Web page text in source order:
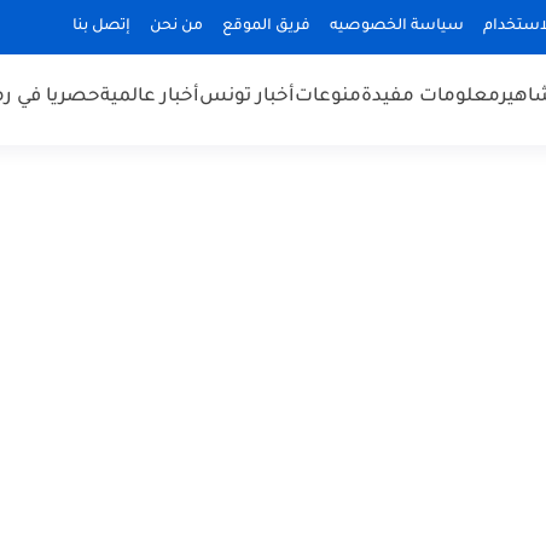
سياسة الخصوصيه فريق الموقع من نحن إتصل بنا
معلومات مفيدةمنوعاتأخبار تونسأخبار عالميةحصريا في